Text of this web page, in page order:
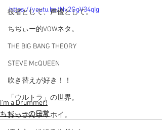
役者として、声優として。
ちぢぃー的VOWネタ。
THE BIG BANG THEORY
STEVE McQUEEN
吹き替えが好き！！
「ウルトラ」の世界。
おっさんホイホイ。
https://youtu.be/Nv2GgV34qIg
I'm a Drummer!
ちぢぃーの日常